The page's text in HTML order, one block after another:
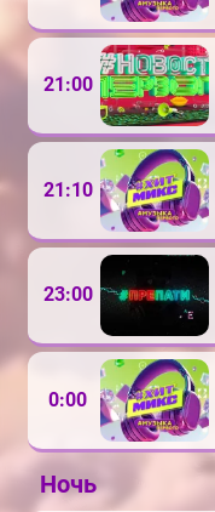
21:00
21:10
23:00
0:00
Ночь